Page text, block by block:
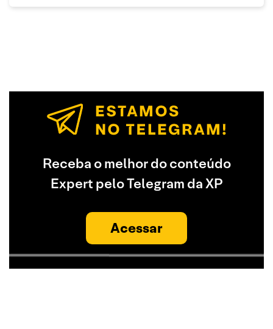
Receba o melhor do conteúdo
Expert pelo Telegram da XP
Acessar